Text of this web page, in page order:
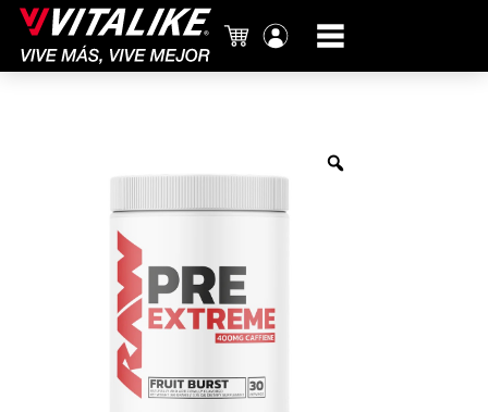
Carrito
cuenta